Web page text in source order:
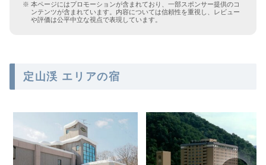
本ページにはプロモーションが含まれており、一部スポンサー提供のコ
ンテンツが含まれています。内容については信頼性を重視し、レビュー
や評価は公平中立な視点で表現しています。
定山渓 エリアの宿